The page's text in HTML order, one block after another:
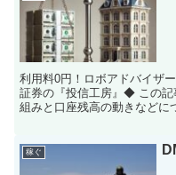
利用料0円！ロボアドバイザ
証券の『投信工房』◆ この記
組みと口座残高の動きなどに
稼ぐ